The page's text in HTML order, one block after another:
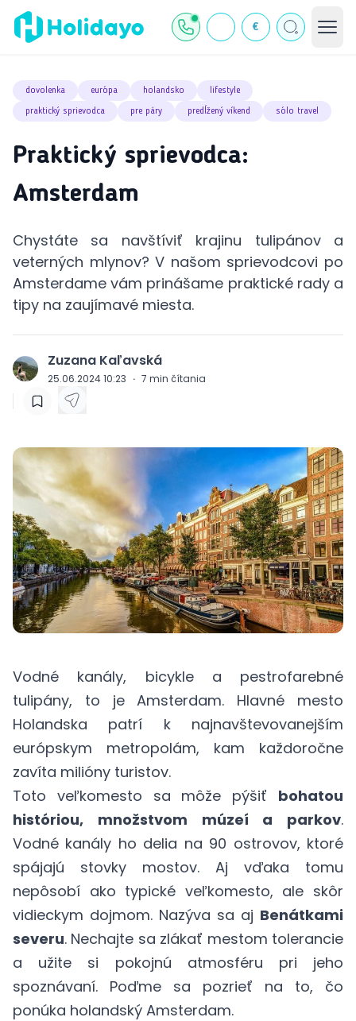
€
dovolenka európa holandsko lifestyle
praktický sprievodca pre páry predĺžený víkend sólo travel
Praktický sprievodca:
Amsterdam
Chystáte sa navštíviť krajinu tulipánov a
veterných mlynov? V našom sprievodcovi po
Amsterdame vám prinášame praktické rady a
tipy na zaujímavé miesta.
J Zuzana Kaľavská
25.06.2024 10:23 · 7 min čítania
Vodné kanály, bicykle a pestrofarebné
tulipány, to je Amsterdam. Hlavné mesto
Holandska patrí k najnavštevovanejším
európskym metropolám, kam každoročne
zavíta milióny turistov.
Toto veľkomesto sa môže pýšiť bohatou
históriou, množstvom múzeí a parkov.
Vodné kanály ho delia na 90 ostrovov, ktoré
spájajú stovky mostov. Aj vďaka tomu
nepôsobí ako typické veľkomesto, ale skôr
vidieckym dojmom. Nazýva sa aj Benátkami
severu. Nechajte sa zlákať mestom tolerancie
a užite si pokojnú atmosféru pri jeho
spoznávaní. Poďme sa pozrieť na to, čo
ponúka holandský Amsterdam.